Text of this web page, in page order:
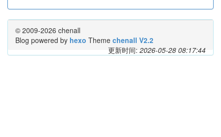
© 2009-2026 chenall
Blog powered by hexo Theme chenall V2.2
更新时间: 2026-05-28 08:17:44